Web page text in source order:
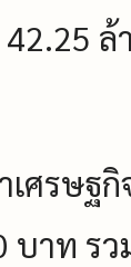
ศรษฐ
บาท ร